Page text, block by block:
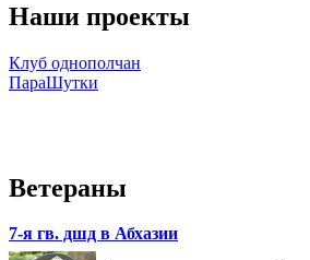
Наши проекты
Клуб однополчан
ПараШутки
Ветераны
7-я гв. дшд в Абхазии